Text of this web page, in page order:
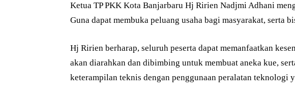
Ketua TP PKK Kota Banjarbaru Hj Ririen Nadjmi Adhani
Guna dapat membuka peluang usaha bagi masyarakat, serta
Hj Ririen berharap, seluruh peserta dapat memanfaatkan
akan diarahkan dan dibimbing untuk membuat aneka kue,
keterampilan teknis dengan penggunaan peralatan teknologi